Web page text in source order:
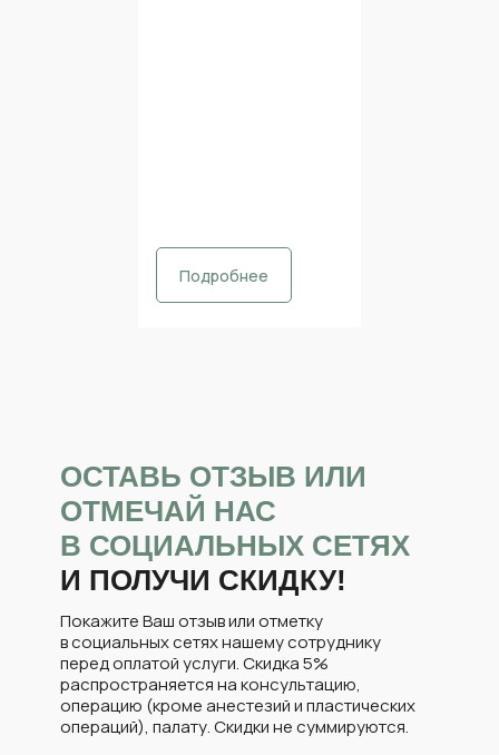
Подробнее
Покажите Ваш отзыв или отметку
в социальных сетях нашему сотруднику
перед оплатой услуги. Скидка 5%
распространяется на консультацию,
операцию (кроме анестезий и пластических
операций), палату. Скидки не суммируются.
ОСТАВЬ ОТЗЫВ ИЛИ
ОТМЕЧАЙ НАС
В СОЦИАЛЬНЫХ СЕТЯХ
И ПОЛУЧИ СКИДКУ!